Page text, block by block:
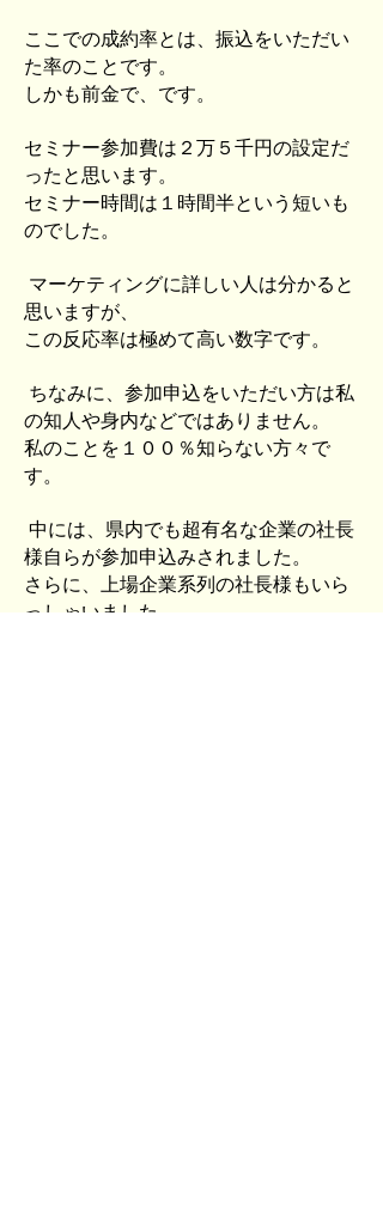
ここでの成約率とは、振込をいただい
た率のことです。
しかも前金で、です。
セミナー参加費は２万５千円の設定だ
ったと思います。
セミナー時間は１時間半という短いも
のでした。
マーケティングに詳しい人は分かると
思いますが、
この反応率は極めて高い数字です。
ちなみに、参加申込をいただい方は私
の知人や身内などではありません。
私のことを１００％知らない方々で
す。
中には、県内でも超有名な企業の社長
様自らが参加申込みされました。
さらに、上場企業系列の社長様もいら
っしゃいました。